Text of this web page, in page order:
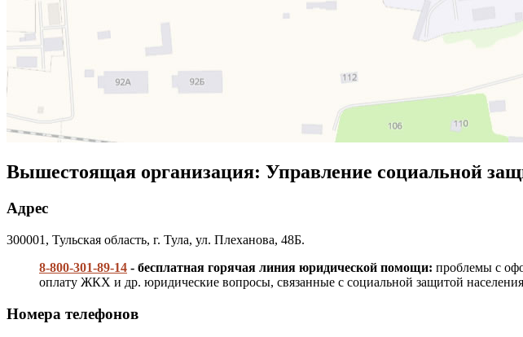
Вышестоящая организация: Управление социальной
Адрес
300001, Тульская область, г. Тула, ул. Плеханова, 48Б.
8-800-301-89-14 - бесплатная горячая линия юридической помощи: проблемы с
оплату ЖКХ и др. юридические вопросы, связанные с социальной защитой
Номера телефонов